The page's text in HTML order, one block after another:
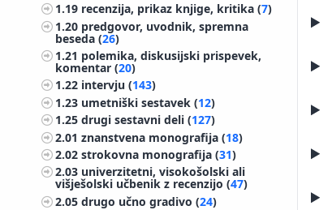
1.19 recenzija, prikaz knjige, kritika (7)
1.20 predgovor, uvodnik, spremna
beseda (26)
1.21 polemika, diskusijski prispevek,
komentar (20)
1.22 intervju (143)
1.23 umetniški sestavek (12)
1.25drugi sestavni deli (127)
2.01znanstvena monografija (18)
2.02strokovna monografija (31)
2.03 univerzitetni, visokošolski ali
višješolski učbenik z recenzijo (47)
2.05drugo učno gradivo (24)